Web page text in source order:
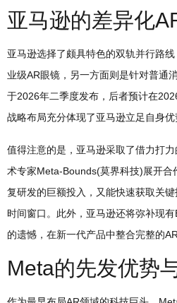
亚马逊的差异化
亚马逊选择了颇具特色的双轨并行路
业级AR眼镜，另一方面则是针对普通
于2026年二季度发布，后者预计在
战略布局充分体现了亚马逊立足自身优
值得注意的是，亚马逊采取了借力打
术专家Meta-Bounds(莫界科技)展开合
复研发的巨额投入，又能快速获取关
时间窗口。此外，亚马逊还将弥补现
的遗憾，在新一代产品中整合完整的AR
Meta的先发优势